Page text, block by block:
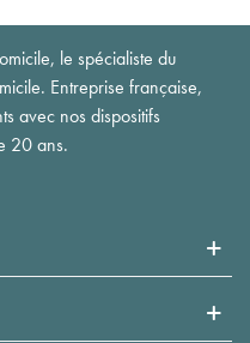
le spécialiste du
Entreprise française,
avec nos dispositifs
20 ans.